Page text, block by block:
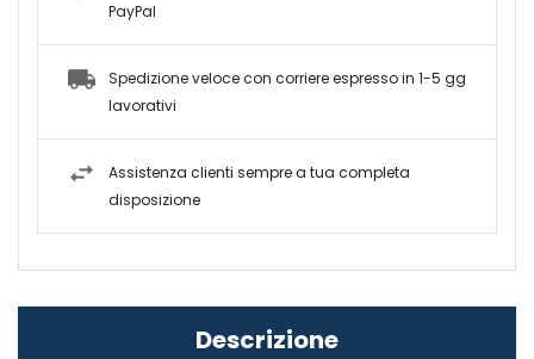
PayPal
Spedizione veloce con corriere espresso in 1-5 gg
lavorativi
Assistenza clienti sempre a tua completa
disposizione
Descrizione